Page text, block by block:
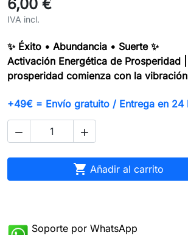
6,00 €
IVA incl.
✨ Éxito • Abundancia • Suerte ✨
Activación Energética de Prosperidad |
prosperidad comienza con la
+49€ = Envío gratuito / Entrega en 24
 
 Añadir al carrito
Soporte por WhatsApp